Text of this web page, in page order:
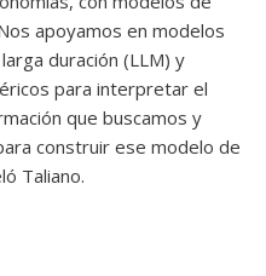
apoyamos en modelos
duración (LLM) y
para interpretar el
que buscamos y
construir ese modelo de
Taliano.